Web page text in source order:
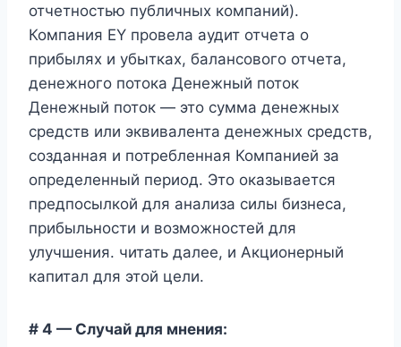
отчетностью публичных компаний).
Компания EY провела аудит отчета о
прибылях и убытках, балансового отчета,
денежного потока Денежный поток
Денежный поток — это сумма денежных
средств или эквивалента денежных средств,
созданная и потребленная Компанией за
определенный период. Это оказывается
предпосылкой для анализа силы бизнеса,
прибыльности и возможностей для
улучшения. читать далее, и Акционерный
капитал для этой цели.
# 4 — Случай для мнения: